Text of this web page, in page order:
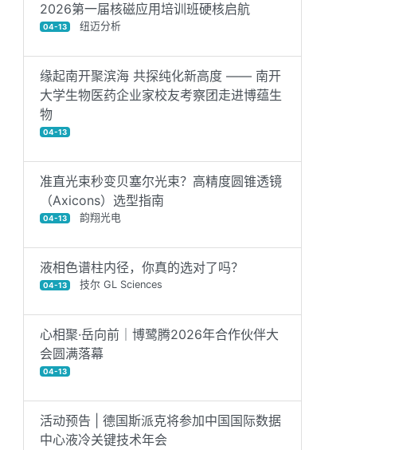
2026第一届核磁应用培训班硬核启航
04-13 纽迈分析
缘起南开聚滨海 共探纯化新高度 —— 南开
大学生物医药企业家校友考察团走进博蕴生
物
04-13
准直光束秒变贝塞尔光束？高精度圆锥透镜
（Axicons）选型指南
04-13 韵翔光电
液相色谱柱内径，你真的选对了吗？
04-13 技尔 GL Sciences
心相聚·岳向前｜博鹭腾2026年合作伙伴大
会圆满落幕
04-13
活动预告 | 德国斯派克将参加中国国际数据
中心液冷关键技术年会